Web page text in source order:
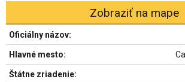
Zobraziť na mape
Oficiálny názov:
Hlavné mesto:
Štátne zriadenie: